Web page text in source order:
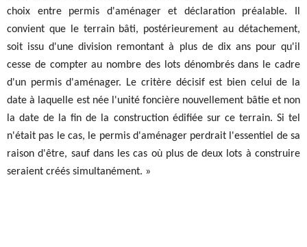
choix entre permis d'aménager et déclaration préalable. Il
convient que le terrain bâti, postérieurement au détachement,
soit issu d'une division remontant à plus de dix ans pour qu'il
cesse de compter au nombre des lots dénombrés dans le cadre
d'un permis d'aménager. Le critère décisif est bien celui de la
date à laquelle est née l'unité foncière nouvellement bâtie et non
la date de la fin de la construction édifiée sur ce terrain. Si tel
n'était pas le cas, le permis d'aménager perdrait l'essentiel de sa
raison d'être, sauf dans les cas où plus de deux lots à construire
seraient créés simultanément. »